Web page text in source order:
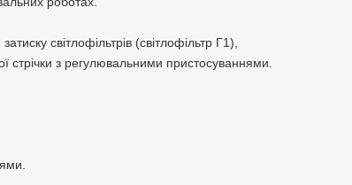
світлофільтрів (світлофільтр Г1),
стрічки з регулювальними пристосуваннями.